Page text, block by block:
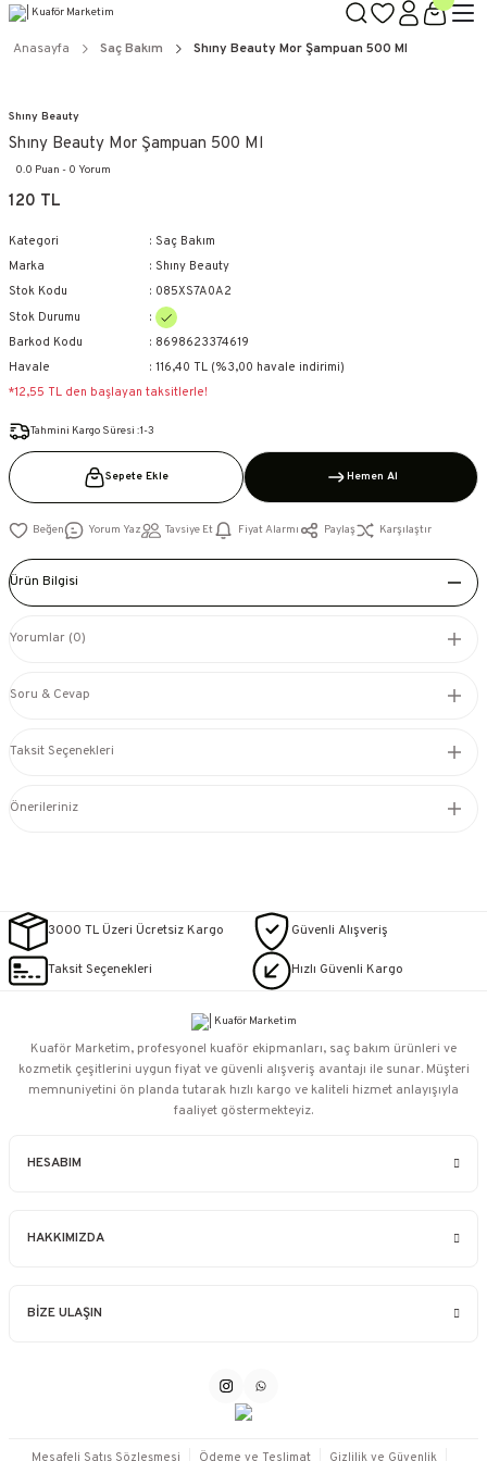
KAPIDA ÖDEME SEÇENEĞİ
Anasayfa Saç Bakım Shıny Beauty Mor Şampuan 500 Ml
Shıny Beauty
Shıny Beauty Mor Şampuan 500 Ml
0.0 Puan - 0 Yorum
120 TL
Kategori
Saç Bakım
Marka
Shıny Beauty
Stok Kodu
085XS7A0A2
Stok Durumu
Barkod Kodu
8698623374619
Havale
116,40 TL (%3,00 havale indirimi)
*12,55 TL den başlayan taksitlerle!
Tahmini Kargo Süresi :1-3
Sepete Ekle Hemen Al
Yorum Yaz Tavsiye Et Fiyat Alarmı Paylaş Karşılaştır
Ürün Bilgisi
Yorumlar (0)
Soru & Cevap
Taksit Seçenekleri
Önerileriniz
3000 TL Üzeri Ücretsiz Kargo Güvenli Alışveriş
Taksit Seçenekleri Hızlı Güvenli Kargo
HESABIM
HAKKIMIZDA
BİZE ULAŞIN
Kuaför Marketim, profesyonel kuaför ekipmanları, saç bakım ürünleri ve
kozmetik çeşitlerini uygun fiyat ve güvenli alışveriş avantajı ile sunar. Müşteri
memnuniyetini ön planda tutarak hızlı kargo ve kaliteli hizmet anlayışıyla
faaliyet göstermekteyiz.
Mesafeli Satış Sözleşmesi Ödeme ve Teslimat Gizlilik ve Güvenlik